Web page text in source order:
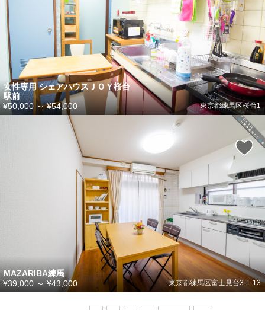
女性専用 シェアハウスＪＯＹ桜台
駅前
東京都練馬区桜台1
¥50,000～¥54,000
MAZARIBA練馬
東京都練馬区富士見台3-1-13
¥39,000 ～ ¥43,000